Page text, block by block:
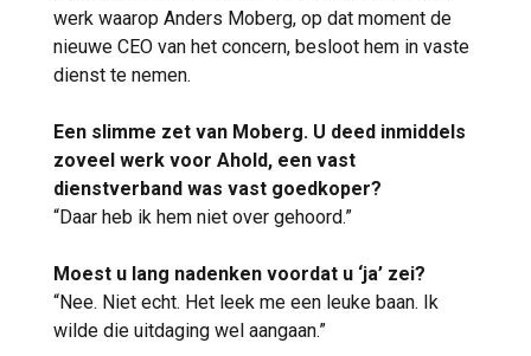
werk waarop Anders Moberg, op dat moment de
nieuwe CEO van het concern, besloot hem in vaste
dienst te nemen.
Een slimme zet van Moberg. U deed inmiddels
zoveel werk voor Ahold, een vast
dienstverband was vast goedkoper?
“Daar heb ik hem niet over gehoord.”
Moest u lang nadenken voordat u ‘ja’ zei?
“Nee. Niet echt. Het leek me een leuke baan. Ik
wilde die uitdaging wel aangaan.”